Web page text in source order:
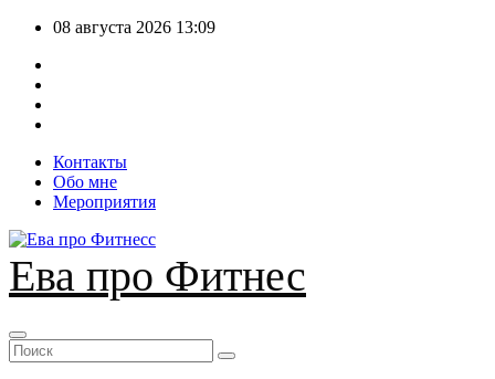
Перейти
содержимому
08 августа 2026 13:09
Контакты
Обо мне
Мероприятия
Ева про Фитнес